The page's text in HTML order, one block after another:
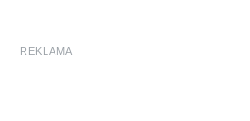
REKLAMA